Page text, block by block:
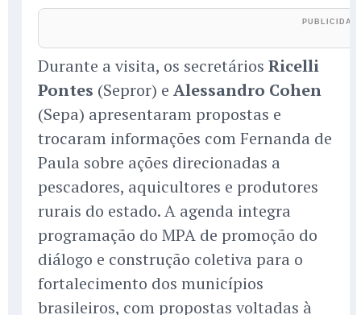
Durante a visita, os secretários Ricelli
Pontes (Sepror) e Alessandro Cohen
(Sepa) apresentaram propostas e
trocaram informações com Fernanda de
Paula sobre ações direcionadas a
pescadores, aquicultores e produtores
rurais do estado. A agenda integra
programação do MPA de promoção do
diálogo e construção coletiva para o
fortalecimento dos municípios
brasileiros, com propostas voltadas à